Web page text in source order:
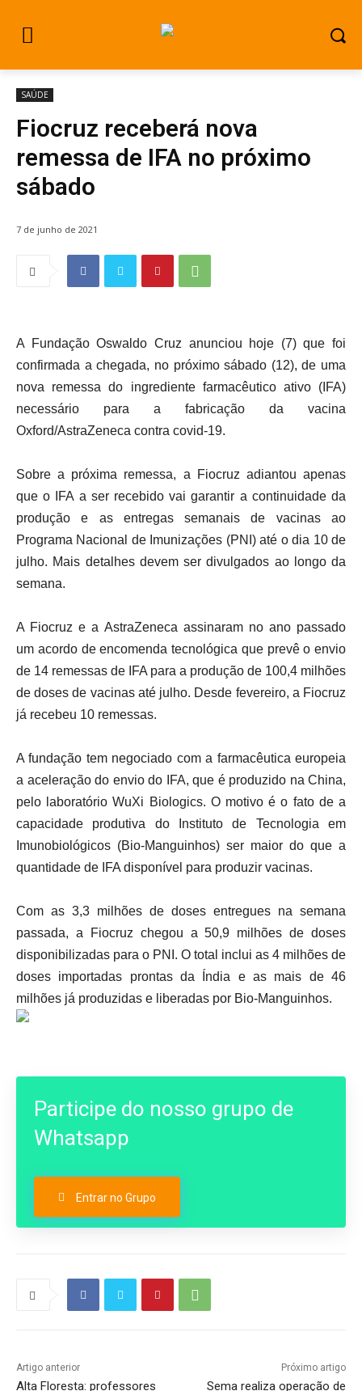
SAÚDE
Fiocruz receberá nova
remessa de IFA no próximo
sábado
7 de junho de 2021
A Fundação Oswaldo Cruz anunciou hoje (7) que foi
confirmada a chegada, no próximo sábado (12), de uma
nova remessa do ingrediente farmacêutico ativo (IFA)
necessário para a fabricação da vacina
Oxford/AstraZeneca contra covid-19.
Sobre a próxima remessa, a Fiocruz adiantou apenas
que o IFA a ser recebido vai garantir a continuidade da
produção e as entregas semanais de vacinas ao
Programa Nacional de Imunizações (PNI) até o dia 10 de
julho. Mais detalhes devem ser divulgados ao longo da
semana.
A Fiocruz e a AstraZeneca assinaram no ano passado
um acordo de encomenda tecnológica que prevê o envio
de 14 remessas de IFA para a produção de 100,4 milhões
de doses de vacinas até julho. Desde fevereiro, a Fiocruz
já recebeu 10 remessas.
A fundação tem negociado com a farmacêutica europeia
a aceleração do envio do IFA, que é produzido na China,
pelo laboratório WuXi Biologics. O motivo é o fato de a
capacidade produtiva do Instituto de Tecnologia em
Imunobiológicos (Bio-Manguinhos) ser maior do que a
quantidade de IFA disponível para produzir vacinas.
Com as 3,3 milhões de doses entregues na semana
passada, a Fiocruz chegou a 50,9 milhões de doses
disponibilizadas para o PNI. O total inclui as 4 milhões de
doses importadas prontas da Índia e as mais de 46
milhões já produzidas e liberadas por Bio-Manguinhos.
Participe do nosso grupo de
Whatsapp
Entrar no Grupo
Artigo anterior
Alta Floresta: professores
Próximo artigo
Sema realiza operação de